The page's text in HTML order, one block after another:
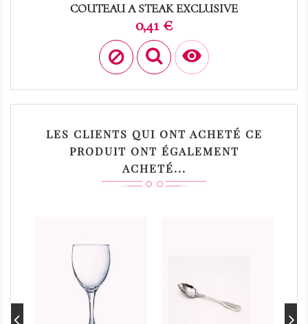
COUTEAU A STEAK EXCLUSIVE
Prix
0,41 €

LES CLIENTS QUI ONT ACHETÉ CE
PRODUIT ONT ÉGALEMENT
ACHETÉ...